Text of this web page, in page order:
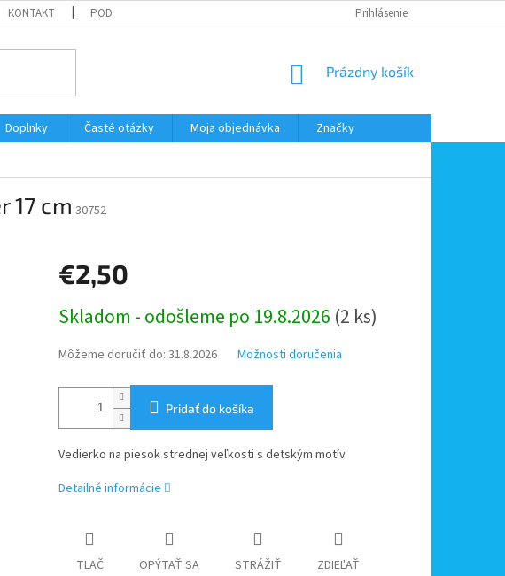
KONTAKT PODMIENKY OOÚ ODSTÚPENIE OD ZMLUVY
Prihlásenie
NÁKUPNÝ
Prázdny košík
Doplnky Časté otázky Moja objednávka
Značky
17 cm 30752
€2,50
cena:
Skladom - odošleme po 19.8.2026 (2 ks)
Môžeme doručiť do: 31.8.2026 Možnosti doručenia
Pridať do košíka
Vedierko na piesok strednej veľkosti s detským motív
Detailné informácie
TLAČ OPÝTAŤ SA STRÁŽIŤ ZDIEĽAŤ